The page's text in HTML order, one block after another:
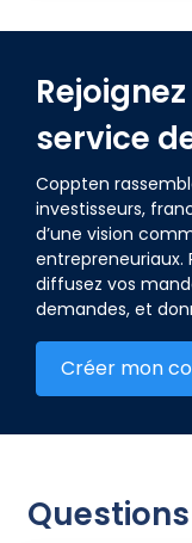
service
Coppten
investisseurs,
d’une vision
entrepreneuriaux.
diffusez vos
demandes, et
Créer mon